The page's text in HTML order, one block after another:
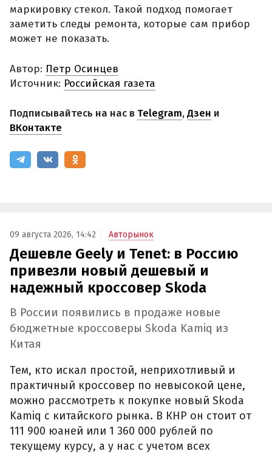
маркировку стекол. Такой подход помогает
заметить следы ремонта, которые сам прибор
может не показать.
Автор: Петр Осинцев
Источник: Российская газета
Подписывайтесь на нас в Telegram,Дзен и
ВКонтакте
09 августа 2026, 14:42 Авторынок
Дешевле Geely и Tenet: в Россию
привезли новый дешевый и
надежный кроссовер Skoda
В России появились в продаже новые
бюджетные кроссоверы Skoda Kamiq из
Китая
Тем, кто искал простой, неприхотливый и
практичный кроссовер по невысокой цене,
можно рассмотреть к покупке новый Skoda
Kamiq с китайского рынка. В КНР он стоит от
111 900 юаней или 1 360 000 рублей по
текущему курсу, а у нас с учетом всех